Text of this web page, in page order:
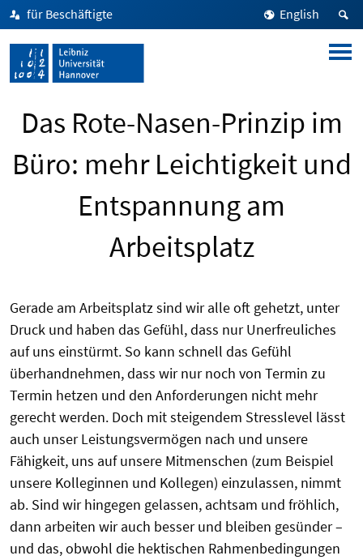
für Beschäftigte English
Das Rote-Nasen-Prinzip im
Büro: mehr Leichtigkeit und
Entspannung am
Arbeitsplatz
Gerade am Arbeitsplatz sind wir alle oft gehetzt, unter
Druck und haben das Gefühl, dass nur Unerfreuliches
auf uns einstürmt. So kann schnell das Gefühl
überhandnehmen, dass wir nur noch von Termin zu
Termin hetzen und den Anforderungen nicht mehr
gerecht werden. Doch mit steigendem Stresslevel lässt
auch unser Leistungsvermögen nach und unsere
Fähigkeit, uns auf unsere Mitmenschen (zum Beispiel
unsere Kolleginnen und Kollegen) einzulassen, nimmt
ab. Sind wir hingegen gelassen, achtsam und fröhlich,
dann arbeiten wir auch besser und bleiben gesünder –
und das, obwohl die hektischen Rahmenbedingungen